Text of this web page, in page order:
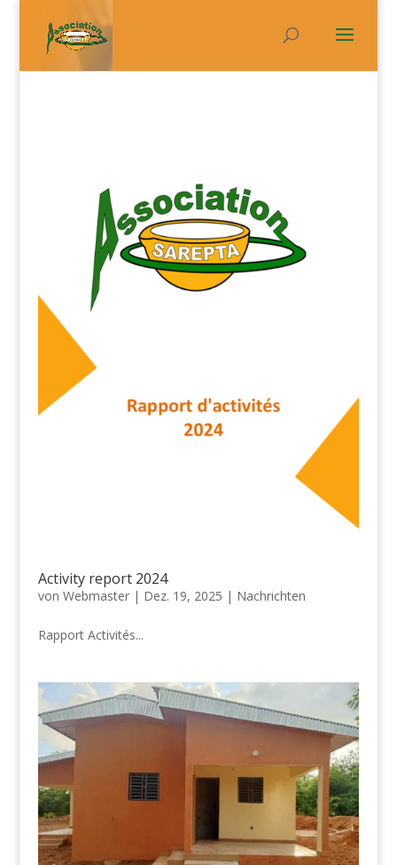
Activity report 2024
von Webmaster| Dez. 19, 2025 | Nachrichten
Rapport Activités...